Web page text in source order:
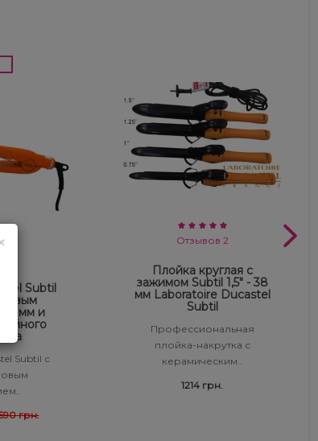
Subtil
24 мм и
Subtil с
грн.
Отзывов 2
Плойка круглая с
зажимом Subtil 1,5" - 38
мм Laboratoire Ducastel
Subtil
Профессиональная
плойка-накрутка с
керамическим..
1214 грн.